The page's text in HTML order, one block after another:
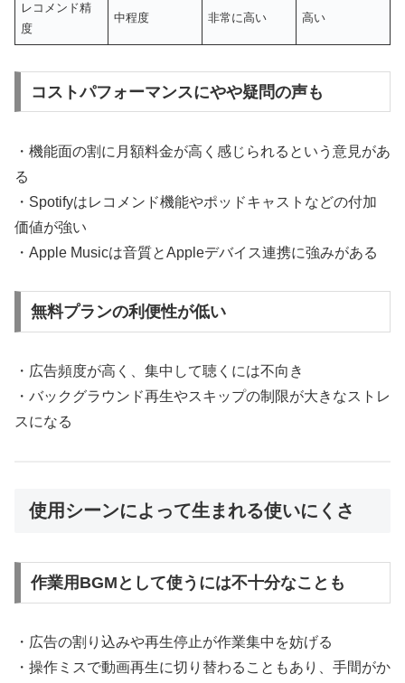
レコメンド精
度
中程度 非常に高い 高い
コストパフォーマンスにやや疑問の声も
・機能面の割に月額料金が高く感じられるという意見があ
る
・Spotifyはレコメンド機能やポッドキャストなどの付加
価値が強い
・Apple Musicは音質とAppleデバイス連携に強みがある
無料プランの利便性が低い
・広告頻度が高く、集中して聴くには不向き
・バックグラウンド再生やスキップの制限が大きなストレ
スになる
使用シーンによって生まれる使いにくさ
作業用BGMとして使うには不十分なことも
・広告の割り込みや再生停止が作業集中を妨げる
・操作ミスで動画再生に切り替わることもあり、手間がか